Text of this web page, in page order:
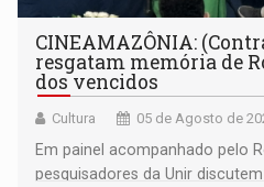
CINEAMAZÔNIA:
resgatam memória de
dos vencidos
Cultura 05 de Agosto de
Em painel acompanhado pelo
pesquisadores da Unir